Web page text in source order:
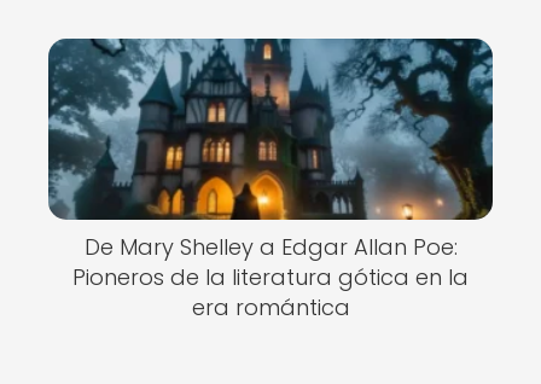
De Mary Shelley a Edgar Allan Poe:
Pioneros de la literatura gótica en la
era romántica